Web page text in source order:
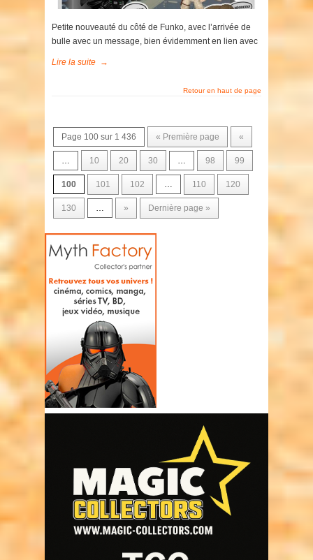
Petite nouveauté du côté de Funko, avec l’arrivée de
bulle avec un message, bien évidemment en lien avec
Lire la suite →
Retour en haut de page
Page 100 sur 1 436 « Première page «
… 10 20 30 … 98 99
100 101 102 … 110 120
130 … » Dernière page »